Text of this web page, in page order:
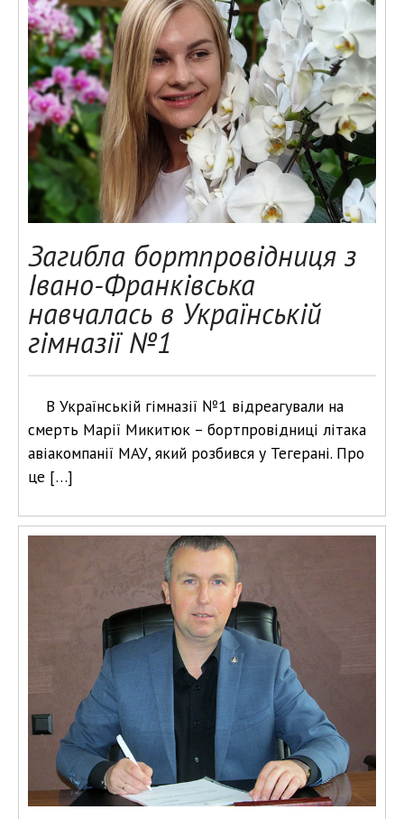
Загибла бортпровідниця з
Івано-Франківська
навчалась в Українській
гімназії №1
В Українській гімназії №1 відреагували на
смерть Марії Микитюк – бортпровідниці літака
авіакомпанії МАУ, який розбився у Тегерані. Про
це […]